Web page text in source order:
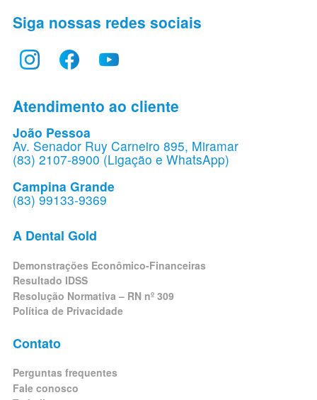
Siga nossas redes sociais
Atendimento ao cliente
João Pessoa
Av. Senador Ruy Carneiro 895, Miramar
(83) 2107-8900 (Ligação e WhatsApp)
Campina Grande
(83) 99133-9369
A Dental Gold
Demonstrações Econômico-Financeiras
Resultado IDSS
Resolução Normativa – RN nº 309
Política de Privacidade
Contato
Perguntas frequentes
Fale conosco